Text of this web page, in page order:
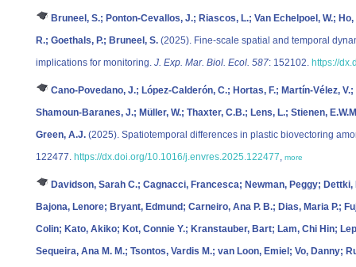
Bruneel, S.; Ponton-Cevallos, J.; Riascos, L.; Van Echelpoel, W.;
R.; Goethals, P.; Bruneel, S. (2025). Fine-scale spatial and temporal
implications for monitoring. J. Exp. Mar. Biol. Ecol. 587: 152102. https://
Cano-Povedano, J.; López-Calderón, C.; Hortas, F.; Martín-Vélez,
Shamoun-Baranes, J.; Müller, W.; Thaxter, C.B.; Lens, L.; Stienen,
Green, A.J. (2025). Spatiotemporal differences in plastic biovectoring
122477. https://dx.doi.org/10.1016/j.envres.2025.122477, more
Davidson, Sarah C.; Cagnacci, Francesca; Newman, Peggy;
Bajona, Lenore; Bryant, Edmund; Carneiro, Ana P. B.; Dias, Maria P.;
Colin; Kato, Akiko; Kot, Connie Y.; Kranstauber, Bart; Lam, Chi Hin;
Sequeira, Ana M. M.; Tsontos, Vardis M.; van Loon, Emiel; Vo, Danny;